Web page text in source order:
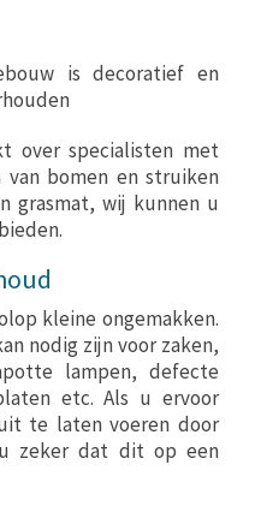
is decoratief en
over specialisten met
van bomen en struiken
grasmat, wij kunnen u
kleine ongemakken.
nodig zijn voor zaken,
lampen, defecte
etc. Als u ervoor
te laten voeren door
zeker dat dit op een